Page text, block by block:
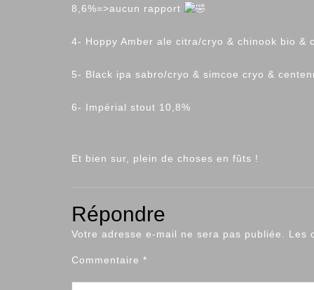
8,6%=>aucun rapport
4- Hoppy Amber ale citra/cryo & chinook bio &
5- Black ipa sabro/cryo & simcoe cryo &
6- Impérial stout 10,8%
Et bien sur, plein de choses en fûts !
Répondre
Votre adresse e-mail ne sera pas publiée. Les
Commentaire *